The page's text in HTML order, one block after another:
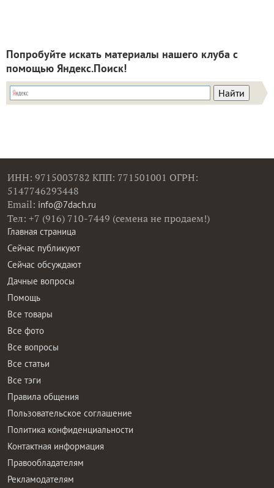
Попробуйте искать материалы нашего клуба с
помощью Яндекс.Поиск!
ИНН: 9715003782 КПП: 771501001 ОГРН:
5147746293448
Email: info@7dach.ru
Тел: +7 (916) 710-7449 (семена не продаем!)
Главная страница
Сейчас публикуют
Сейчас обсуждают
Дачные вопросы
Помощь
Все товары
Все фото
Все вопросы
Все статьи
Все тэги
Правила общения
Пользовательское соглашение
Политика конфиденциальности
Контактная информация
Правообладателям
Рекламодателям